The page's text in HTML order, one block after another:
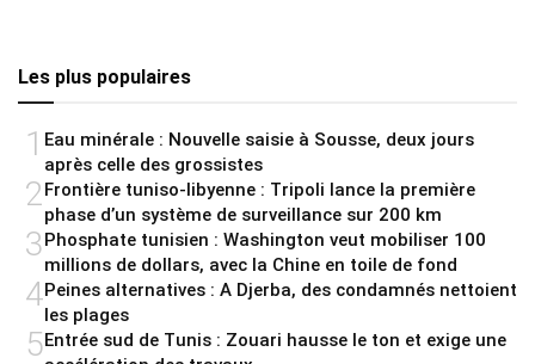
Les plus populaires
1 Eau minérale : Nouvelle saisie à Sousse, deux jours
après celle des grossistes
2Frontière tuniso-libyenne : Tripoli lance la première
phase d’un système de surveillance sur 200 km
3Phosphate tunisien : Washington veut mobiliser 100
millions de dollars, avec la Chine en toile de fond
4Peines alternatives : A Djerba, des condamnés nettoient
les plages
5Entrée sud de Tunis : Zouari hausse le ton et exige une